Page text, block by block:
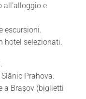
all’alloggio e
escursioni.
hotel selezionati.
Prahova.
a Brașov (biglietti